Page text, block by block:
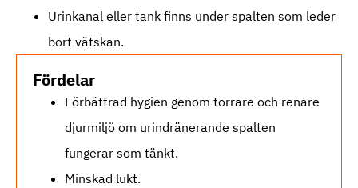
Urinkanal eller tank finns under spalten som leder
bort vätskan.
Fördelar
Förbättrad hygien genom torrare och renare
djurmiljö om urindränerande spalten
fungerar som tänkt.
Minskad lukt.